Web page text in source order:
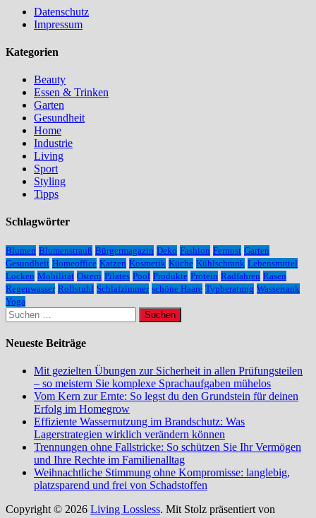
Datenschutz
Impressum
Kategorien
Beauty
Essen & Trinken
Garten
Gesundheit
Home
Industrie
Living
Sport
Styling
Tipps
Schlagwörter
Blumen Blumenstrauß Bürgermagazin Deko Fashion Fernost Garten
Gesundheit Homeoffice Katzen Kosmetik Küche Kühlschrank Lebensmittel
Locken Mobilität Ostern Pilates Pool Produkte Protein Radfahren Rasen
Regenwasser Rollstuhl Schlafzimmer schöne Haare Typberatung Wassertank
Yoga
Suchen
nach:
Neueste Beiträge
Mit gezielten Übungen zur Sicherheit in allen Prüfungsteilen
– so meistern Sie komplexe Sprachaufgaben mühelos
Vom Kern zur Ernte: So legst du den Grundstein für deinen
Erfolg im Homegrow
Effiziente Wassernutzung im Brandschutz: Was
Lagerstrategien wirklich verändern können
Trennungen ohne Fallstricke: So schützen Sie Ihr Vermögen
und Ihre Rechte im Familienalltag
Weihnachtliche Stimmung ohne Kompromisse: langlebig,
platzsparend und frei von Schadstoffen
Copyright © 2026 Living Lossless. Mit Stolz präsentiert von